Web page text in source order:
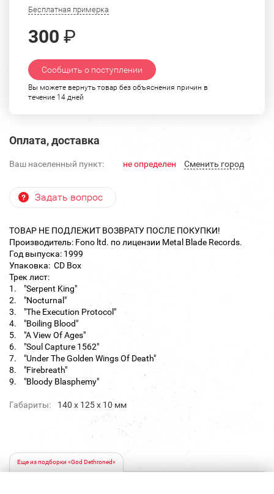
Бесплатная примерка
300 ₽
Сообщить о поступлении
Вы можете вернуть товар без объяснения причин в
течение 14 дней
Оплата, доставка
Ваш населенный пункт: не определен Cменить город
Задать вопрос
ТОВАР НЕ ПОДЛЕЖИТ ВОЗВРАТУ ПОСЛЕ ПОКУПКИ!
Производитель: Fono ltd. по лицензии Metal Blade Records.
Год выпуска: 1999
Упаковка: CD Box
Трек лист:
1. "Serpent King"
2. "Nocturnal"
3. "The Execution Protocol"
4. "Boiling Blood"
5. "A View Of Ages"
6. "Soul Capture 1562"
7. "Under The Golden Wings Of Death"
8. "Firebreath"
9. "Bloody Blasphemy"
Габариты: 140 х 125 х 10 мм
Еще из подборки «God Dethroned»